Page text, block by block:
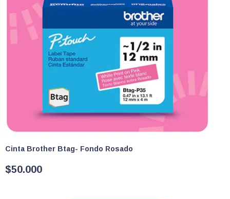
Cinta Brother Btag- Fondo Rosado
$50.000